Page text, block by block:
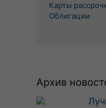
Карты
Облигации
Архив